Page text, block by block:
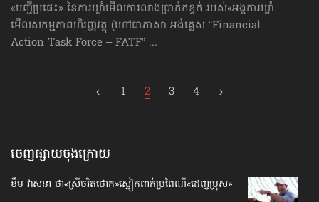
«បញ្ជីប្រផេះ» នៃការឃ្លាំមើល​ការលាងប្រាក់កខ្វក់ របស់​«អង្គការឃ្លាំ
មើលសកម្មភាពហិរញ្ញវត្ថុ (ហៅ​ជា​ភាសា អង់គ្លេស “Financial
Action Task Force – FATF” ...
1 2 3 4
ចេញផ្សាយចុងក្រោយ
ខឹម វាសនា ថា«ស្រីចរិតថោក»​ស្លៀកពាក់ប្រពៃណី​«ដេញប្រុស»